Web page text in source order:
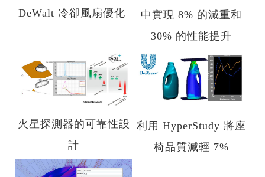
DeWalt 冷卻風扇優化
中實現 8% 的減重和
30% 的性能提升
火星探測器的可靠性設
計
利用 HyperStudy 將座
椅品質減輕 7%